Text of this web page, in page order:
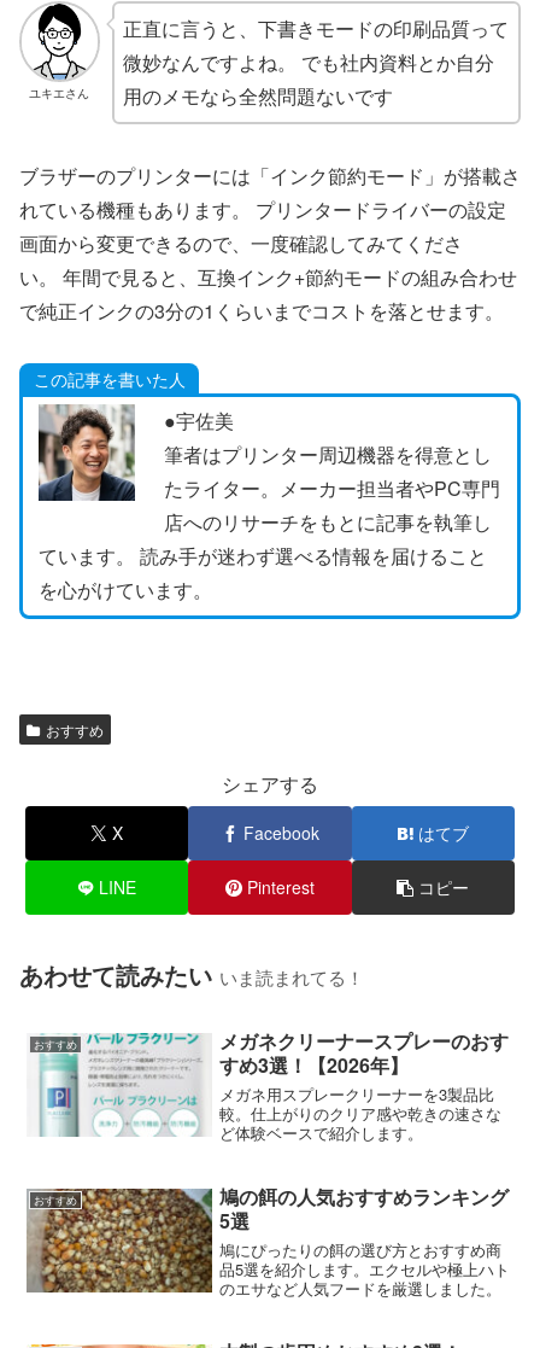
ユキエさん
正直に言うと、下書きモードの印刷品質って
微妙なんですよね。 でも社内資料とか自分
用のメモなら全然問題ないです
ブラザーのプリンターには「インク節約モード」が搭載さ
れている機種もあります。 プリンタードライバーの設定
画面から変更できるので、一度確認してみてくださ
い。 年間で見ると、互換インク+節約モードの組み合わせ
で純正インクの3分の1くらいまでコストを落とせます。
この記事を書いた人
●宇佐美
筆者はプリンター周辺機器を得意とし
たライター。メーカー担当者やPC専門
店へのリサーチをもとに記事を執筆し
ています。 読み手が迷わず選べる情報を届けること
を心がけています。
おすすめ
シェアする
X Facebook はてブ
LINE Pinterest コピー
あわせて読みたい いま読まれてる！
おすすめ
メガネクリーナースプレーのおす
すめ3選！【2026年】
メガネ用スプレークリーナーを3製品比
較。仕上がりのクリア感や乾きの速さな
ど体験ベースで紹介します。
おすすめ
鳩の餌の人気おすすめランキング
5選
鳩にぴったりの餌の選び方とおすすめ商
品5選を紹介します。エクセルや極上ハト
のエサなど人気フードを厳選しました。